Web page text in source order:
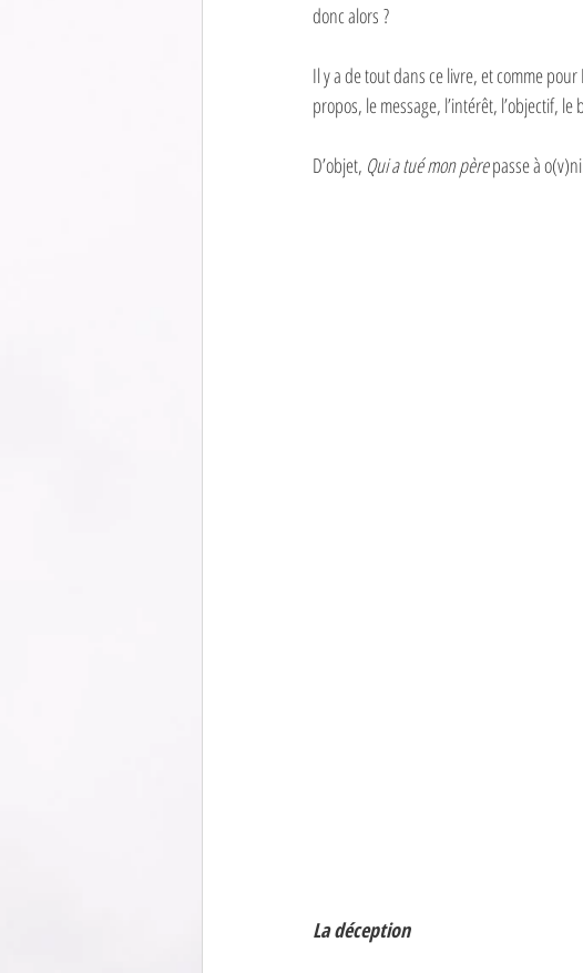
donc alors ?
Il y a de tout dans ce livre, et comme pour
propos, le message, l’intérêt, l’objectif, le
D’objet, Qui a tué mon père passe à
La déception